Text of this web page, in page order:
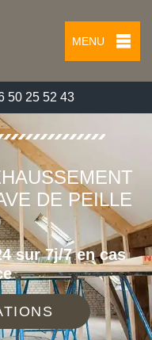
MENU
50 25 52 43
DE PEILLE
sur 7j/7 en cas